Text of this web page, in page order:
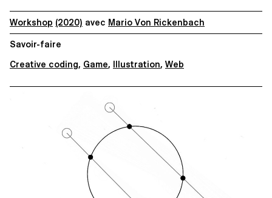
Workshop (2020) avec Mario Von Rickenbach
Savoir-faire
Creative coding, Game, Illustration, Web